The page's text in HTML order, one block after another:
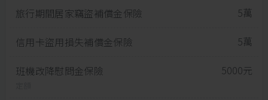
旅行期間居家竊盜補償金保險 5萬
信用卡盜用損失補償金保險 5萬
班機改降慰問金保險 5000元